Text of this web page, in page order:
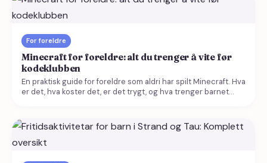
For foreldre
Minecraft for foreldre: alt du trenger å vite før
kodeklubben
En praktisk guide for foreldre som aldri har spilt Minecraft. Hva
er det, hva koster det, er det trygt, og hva trenger barnet